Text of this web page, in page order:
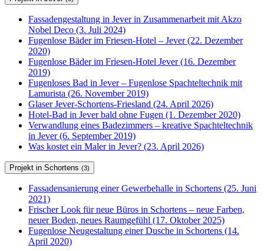
Fassadengestaltung in Jever in Zusammenarbeit mit Akzo
Nobel Deco (3. Juli 2024)
Fugenlose Bäder im Friesen-Hotel – Jever (22. Dezember
2020)
Fugenlose Bäder im Friesen-Hotel Jever (16. Dezember
2019)
Fugenloses Bad in Jever – Fugenlose Spachteltechnik mit
Lamurista (26. November 2019)
Glaser Jever-Schortens-Friesland (24. April 2026)
Hotel-Bad in Jever bald ohne Fugen (1. Dezember 2020)
Verwandlung eines Badezimmers – kreative Spachteltechnik
in Jever (6. September 2019)
Was kostet ein Maler in Jever? (23. April 2026)
Projekt in Schortens (3)
Fassadensanierung einer Gewerbehalle in Schortens (25. Juni
2021)
Frischer Look für neue Büros in Schortens – neue Farben,
neuer Boden, neues Raumgefühl (17. Oktober 2025)
Fugenlose Neugestaltung einer Dusche in Schortens (14.
April 2020)